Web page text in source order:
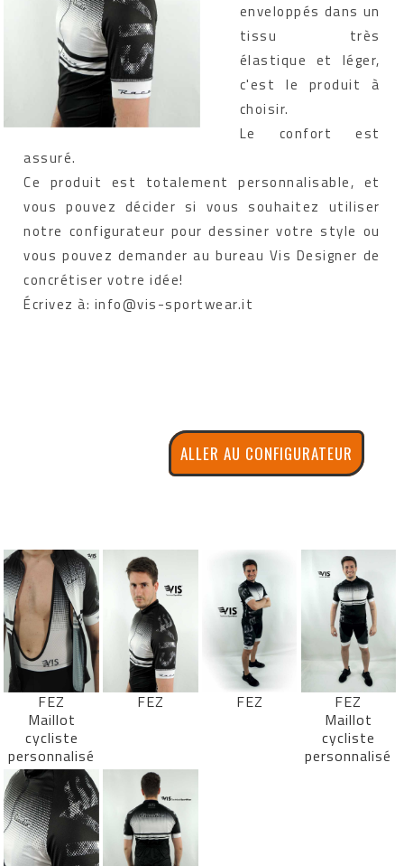
enveloppés dans un
tissu très
élastique et léger,
c'est le produit à
choisir.
Le confort est
assuré.
Ce produit est totalement personnalisable, et
vous pouvez décider si vous souhaitez utiliser
notre configurateur pour dessiner votre style ou
vous pouvez demander au bureau Vis Designer de
concrétiser votre idée!
Écrivez à: info@vis-sportwear.it
ALLER AU CONFIGURATEUR
FEZ
Maillot
cycliste
personnalisé
FEZ FEZ
FEZ
Maillot
cycliste
personnalisé